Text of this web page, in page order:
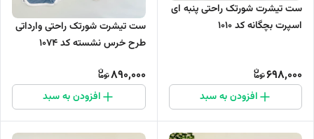
ست تیشرت شورتک راحتی پنبه ای
اسپرت بچگانه کد 1010
698,000
افزودن به سبد
ست تیشرت شورتک راحتی وارداتی
طرح خرس نشسته کد 1074
890,000
افزودن به سبد